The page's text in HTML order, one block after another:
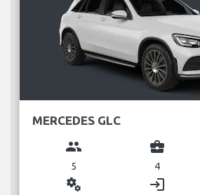
MERCEDES GLC
group
5
business_center
4
miscellaneous_services login